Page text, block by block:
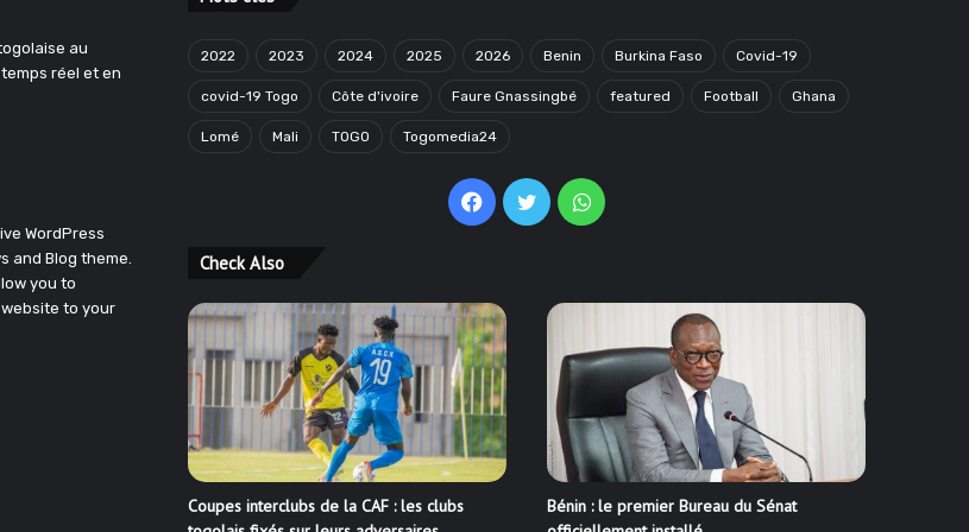
au
réel et en
WordPress
and Blog theme.
you to
to your
2022 2023 2024 2025 2026 Benin Burkina Faso Covid-19
covid-19 Togo Côte d'ivoire Faure Gnassingbé featured Football Ghana
Lomé Mali TOGO Togomedia24
Facebook
TwitterWhatsApp
Check Also
Coupes interclubs de la CAF : les clubs
Bénin : le premier Bureau du Sénat